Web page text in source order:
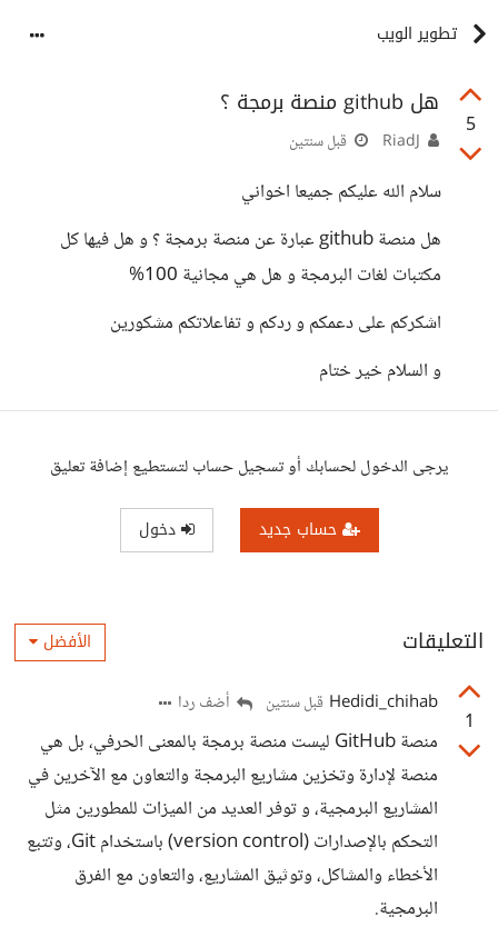
تطوير الويب
5
هل github منصة برمجة ؟
قبل سنتين
سلام الله عليكم جميعا اخواني
هل منصة github عبارة عن منصة برمجة ؟ و هل فيها كل
مكتبات لغات البرمجة و هل هي مجانية 100%
اشكركم على دعمكم و ردكم و تفاعلاتكم مشكورين
و السلام خير ختام
يرجى الدخول لحسابك أو تسجيل حساب لتستطيع إضافة تعليق
حساب جديد دخول
التعليقات الأفضل
1
Hedidi_chihab قبل سنتين أضف ردا
منصة GitHub ليست منصة برمجة بالمعنى الحرفي، بل هي
منصة لإدارة وتخزين مشاريع البرمجة والتعاون مع الآخرين في
المشاريع البرمجية، و توفر العديد من الميزات للمطورين مثل
التحكم بالإصدارات (version control) باستخدام Git، وتتبع
الأخطاء والمشاكل، وتوثيق المشاريع، والتعاون مع الفرق
البرمجية.